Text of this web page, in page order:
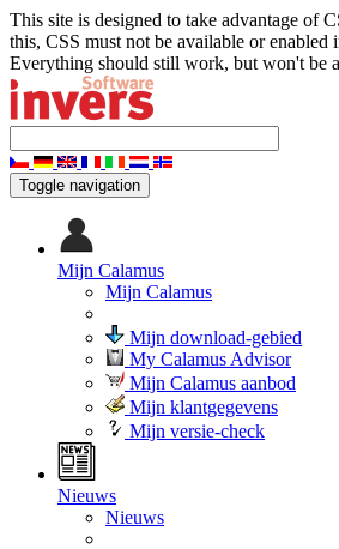
This site is designed to take advantage of
this, CSS must not be available or enabled
Everything should still work, but won't be
Toggle navigation
Mijn Calamus
Mijn Calamus
Mijn download-gebied
My Calamus Advisor
Mijn Calamus aanbod
Mijn klantgegevens
Mijn versie-check
Nieuws
Nieuws